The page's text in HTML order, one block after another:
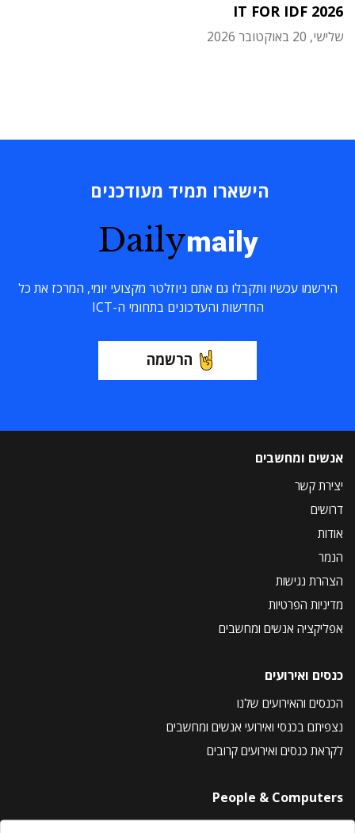
IT FOR IDF 2026
שלישי, 20 באוקטובר 2026
הישארו תמיד מעודכנים
Dailymaily
הירשמו עכשיו ותקבלו גם אתם ניוזלטר מקצועי יומי, המרכז את כל
החדשות והעדכונים בתחומי ה-ICT
הרשמה
אנשים ומחשבים
יצירת קשר
דרושים
אודות
הנמר
הצהרת נגישות
מדיניות הפרטיות
אפליקציה אנשים ומחשבים
כנסים ואירועים
הכנסים והאירועים שלנו
נצפיתם בכנסי ואירועי אנשים ומחשבים
לקראת כנסים ואירועים קרובים
People & Computers
About Us